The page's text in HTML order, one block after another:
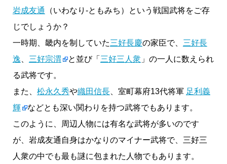
岩成友通
（いわなり-ともみち）という戦国武将をご存
じでしょうか？
一時期、畿内を制していた三好長慶の家臣で、 三好長
逸
三好宗渭 と並び「 三好三人衆」の一人に数えられ
る武将です。
また、 松永久秀や織田信長、室町幕府13代将軍 足利義
輝
などとも深い関わりを持つ武将でもあります。
このように、周辺人物には有名な武将が多いのです
が、岩成友通自身はかなりのマイナー武将で、三好三
人衆の中でも最も謎に包まれた人物でもあります。